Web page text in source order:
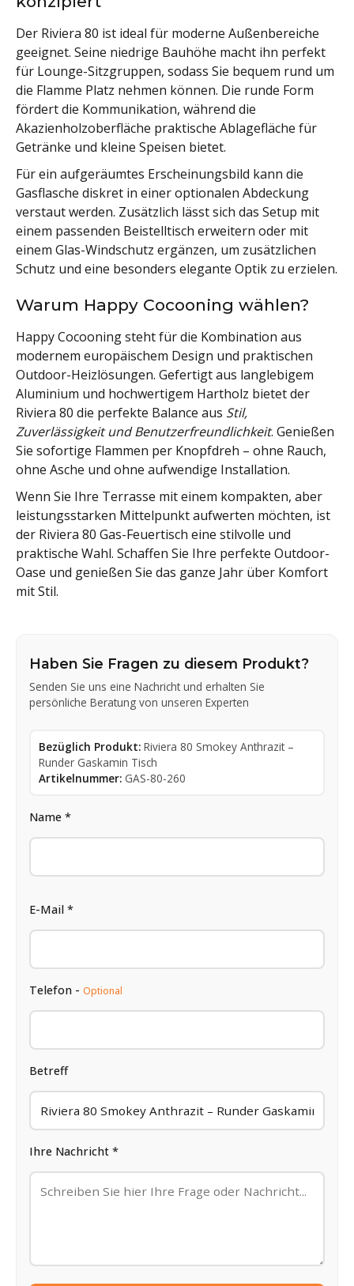
Der Riviera 80 ist ideal für moderne Außenbereiche
geeignet. Seine niedrige Bauhöhe macht ihn perfekt
für Lounge-Sitzgruppen, sodass Sie bequem rund um
die Flamme Platz nehmen können. Die runde Form
fördert die Kommunikation, während die
Akazienholzoberfläche praktische Ablagefläche für
Getränke und kleine Speisen bietet.
Für ein aufgeräumtes Erscheinungsbild kann die
Gasflasche diskret in einer optionalen Abdeckung
verstaut werden. Zusätzlich lässt sich das Setup mit
einem passenden Beistelltisch erweitern oder mit
einem Glas-Windschutz ergänzen, um zusätzlichen
Schutz und eine besonders elegante Optik zu erzielen.
Warum Happy Cocooning wählen?
Happy Cocooning steht für die Kombination aus
modernem europäischem Design und praktischen
Outdoor-Heizlösungen. Gefertigt aus langlebigem
Aluminium und hochwertigem Hartholz bietet der
Riviera 80 die perfekte Balance aus Stil,
Zuverlässigkeit und Benutzerfreundlichkeit. Genießen
Sie sofortige Flammen per Knopfdreh – ohne Rauch,
ohne Asche und ohne aufwendige Installation.
Wenn Sie Ihre Terrasse mit einem kompakten, aber
leistungsstarken Mittelpunkt aufwerten möchten, ist
der Riviera 80 Gas-Feuertisch eine stilvolle und
praktische Wahl. Schaffen Sie Ihre perfekte Outdoor-
Oase und genießen Sie das ganze Jahr über Komfort
mit Stil.
Haben Sie Fragen zu diesem Produkt?
Senden Sie uns eine Nachricht und erhalten Sie
persönliche Beratung von unseren Experten
Bezüglich Produkt: Riviera 80 Smokey Anthrazit –
Runder Gaskamin Tisch
Artikelnummer: GAS-80-260
Name *
E-Mail *
Telefon - Optional
Betreff
Ihre Nachricht *